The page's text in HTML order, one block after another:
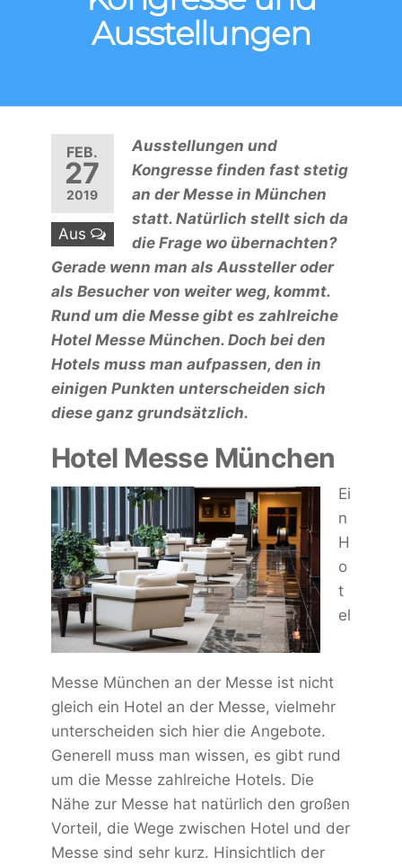
Ausstellungen
FEB.
27
2019
Aus
Ausstellungen und
Kongresse finden fast stetig
an der Messe in München
statt. Natürlich stellt sich da
die Frage wo übernachten?
Gerade wenn man als Aussteller oder
als Besucher von weiter weg, kommt.
Rund um die Messe gibt es zahlreiche
Hotel Messe München. Doch bei den
Hotels muss man aufpassen, den in
einigen Punkten unterscheiden sich
diese ganz grundsätzlich.
Hotel Messe München
Ei
n
H
o
t
el
Messe München an der Messe ist nicht
gleich ein Hotel an der Messe, vielmehr
unterscheiden sich hier die Angebote.
Generell muss man wissen, es gibt rund
um die Messe zahlreiche Hotels. Die
Nähe zur Messe hat natürlich den großen
Vorteil, die Wege zwischen Hotel und der
Messe sind sehr kurz. Hinsichtlich der